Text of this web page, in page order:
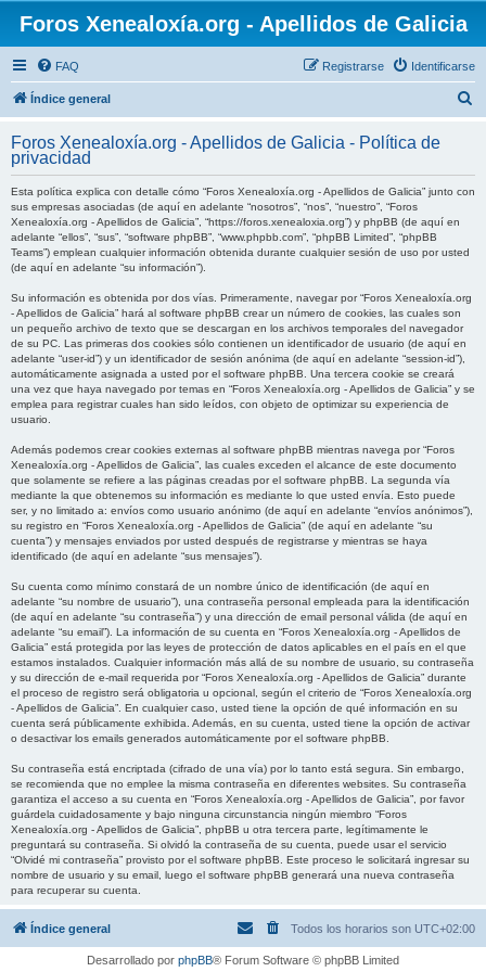
Foros Xenealoxía.org - Apellidos de Galicia
FAQ Identificarse
Registrarse
Índice general
c
Foros Xenealoxía.org - Apellidos de Galicia - Política de
privacidad
Esta política explica con detalle cómo “Foros Xenealoxía.org - Apellidos de Galicia” junto con
sus empresas asociadas (de aquí en adelante “nosotros”, “nos”, “nuestro”, “Foros
Xenealoxía.org - Apellidos de Galicia”, “https://foros.xenealoxia.org”) y phpBB (de aquí en
adelante “ellos”, “sus”, “software phpBB”, “www.phpbb.com”, “phpBB Limited”, “phpBB
Teams”) emplean cualquier información obtenida durante cualquier sesión de uso por usted
(de aquí en adelante “su información”).
Su información es obtenida por dos vías. Primeramente, navegar por “Foros Xenealoxía.org
- Apellidos de Galicia” hará al software phpBB crear un número de cookies, las cuales son
un pequeño archivo de texto que se descargan en los archivos temporales del navegador
de su PC. Las primeras dos cookies sólo contienen un identificador de usuario (de aquí en
adelante “user-id”) y un identificador de sesión anónima (de aquí en adelante “session-id”),
automáticamente asignada a usted por el software phpBB. Una tercera cookie se creará
una vez que haya navegado por temas en “Foros Xenealoxía.org - Apellidos de Galicia” y se
emplea para registrar cuales han sido leídos, con objeto de optimizar su experiencia de
usuario.
Además podemos crear cookies externas al software phpBB mientras navega por “Foros
Xenealoxía.org - Apellidos de Galicia”, las cuales exceden el alcance de este documento
que solamente se refiere a las páginas creadas por el software phpBB. La segunda vía
mediante la que obtenemos su información es mediante lo que usted envía. Esto puede
ser, y no limitado a: envíos como usuario anónimo (de aquí en adelante “envíos anónimos”),
su registro en “Foros Xenealoxía.org - Apellidos de Galicia” (de aquí en adelante “su
cuenta”) y mensajes enviados por usted después de registrarse y mientras se haya
identificado (de aquí en adelante “sus mensajes”).
Su cuenta como mínimo constará de un nombre único de identificación (de aquí en
adelante “su nombre de usuario”), una contraseña personal empleada para la identificación
(de aquí en adelante “su contraseña”) y una dirección de email personal válida (de aquí en
adelante “su email”). La información de su cuenta en “Foros Xenealoxía.org - Apellidos de
Galicia” está protegida por las leyes de protección de datos aplicables en el país en el que
estamos instalados. Cualquier información más allá de su nombre de usuario, su contraseña
y su dirección de e-mail requerida por “Foros Xenealoxía.org - Apellidos de Galicia” durante
el proceso de registro será obligatoria u opcional, según el criterio de “Foros Xenealoxía.org
- Apellidos de Galicia”. En cualquier caso, usted tiene la opción de qué información en su
cuenta será públicamente exhibida. Además, en su cuenta, usted tiene la opción de activar
o desactivar los emails generados automáticamente por el software phpBB.
Su contraseña está encriptada (cifrado de una vía) por lo tanto está segura. Sin embargo,
se recomienda que no emplee la misma contraseña en diferentes websites. Su contraseña
garantiza el acceso a su cuenta en “Foros Xenealoxía.org - Apellidos de Galicia”, por favor
guárdela cuidadosamente y bajo ninguna circunstancia ningún miembro “Foros
Xenealoxía.org - Apellidos de Galicia”, phpBB u otra tercera parte, legítimamente le
preguntará su contraseña. Si olvidó la contraseña de su cuenta, puede usar el servicio
“Olvidé mi contraseña” provisto por el software phpBB. Este proceso le solicitará ingresar su
nombre de usuario y su email, luego el software phpBB generará una nueva contraseña
para recuperar su cuenta.
Índice general Todos los horarios son UTC+02:00
Desarrollado por phpBB® Forum Software © phpBB Limited